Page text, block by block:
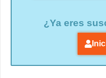
¿Ya eres